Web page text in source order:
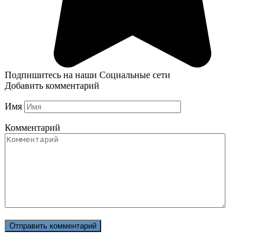
Подпишитесь на наши Социальные сети
Добавить комментарий
Имя
Комментарий